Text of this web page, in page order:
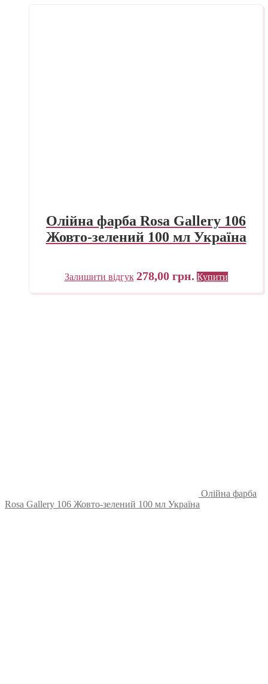
Олійна фарба Rosa Gallery 106
Жовто-зелений 100 мл Україна
Залишити відгук 278,00 грн. Купити
Олійна фарба
Rosa Gallery 106 Жовто-зелений 100 мл Україна